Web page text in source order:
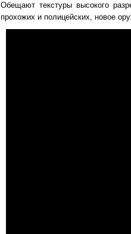
Обещают текстуры высокого
прохожих и полицейских, новое